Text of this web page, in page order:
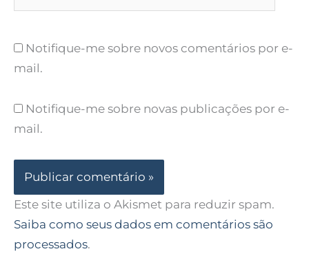
Notifique-me sobre novos comentários por e-
mail.
Notifique-me sobre novas publicações por e-
mail.
Este site utiliza o Akismet para reduzir spam.
Saiba como seus dados em comentários são
processados.